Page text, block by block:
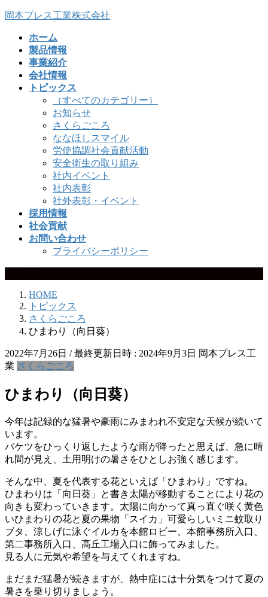
コ
ナ
岡本プレス工業株式会社
ホーム
製品情報
事業紹介
会社情報
トピックス
（すべてのカテゴリー）
お知らせ
さくらごころ
ななほしスマイル
労使協調社会貢献活動
安全衛生の取り組み
社内イベント
社内表彰
社外表彰・イベント
採用情報
社会貢献
お問い合わせ
プライバシーポリシー
HOME
トピックス
さくらごころ
ひまわり（向日葵）
2022年7月26日 / 最終更新日時 : 2024年9月3日 岡本プレス工
業 さくらごころ
ひまわり（向日葵）
今年は記録的な猛暑や豪雨にみまわれ不安定な天候が続いて
います。
バケツをひっくり返したような雨が降ったと思えば、急に晴
れ間が見え、土用明けの暑さをひとしお強く感じます。
そんな中、夏を代表する花といえば「ひまわり」ですね。
ひまわりは「向日葵」と書き太陽が移動することにより花の
向きも変わっていきます。太陽に向かって真っ直ぐ咲く黄色
いひまわりの花と夏の果物「スイカ」可愛らしいミニ蚊取り
ブタ、涼しげに泳ぐイルカを本館ロビー、本館事務所入口、
第二事務所入口、高丘工場入口に飾ってみました。
見る人に元気や希望を与えてくれますね。
まだまだ猛暑が続きますが、熱中症には十分気をつけて夏の
暑さを乗り切りましょう。